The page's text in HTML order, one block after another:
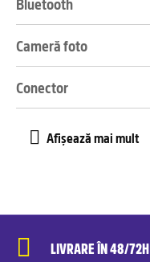
Cameră foto
Conector
LIVRARE ÎN 48/72H